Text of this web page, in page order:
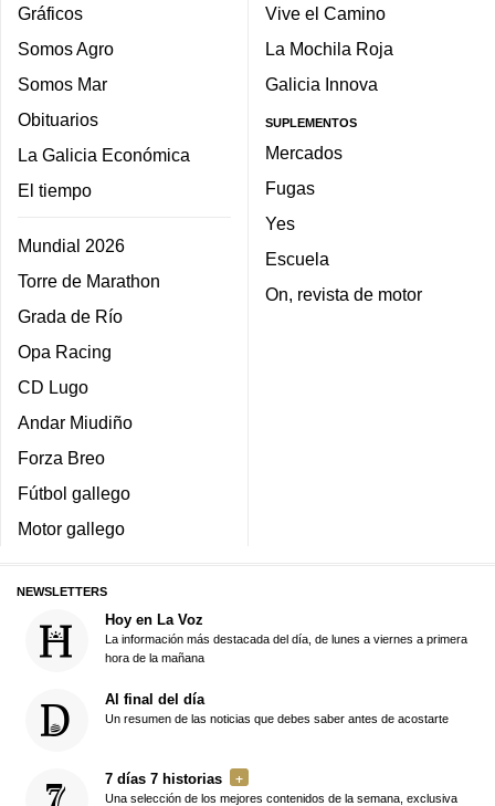
Gráficos
Somos Agro
Somos Mar
Obituarios
La Galicia Económica
El tiempo
Mundial 2026
Torre de Marathon
Grada de Río
Opa Racing
CD Lugo
Andar Miudiño
Forza Breo
Fútbol gallego
Motor gallego
Vive el Camino
La Mochila Roja
Galicia Innova
SUPLEMENTOS
Mercados
Fugas
Yes
Escuela
On, revista de motor
NEWSLETTERS
Hoy en La Voz
La información más destacada del día, de lunes a viernes a primera
hora de la mañana
Al final del día
Un resumen de las noticias que debes saber antes de acostarte
7 días 7 historias
Una selección de los mejores contenidos de la semana, exclusiva